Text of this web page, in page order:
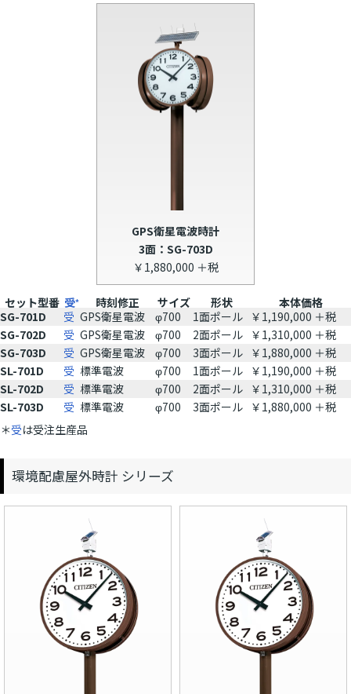
GPS衛星電波時計
3面：SG-703D
￥1,880,000 ＋税
セット型番 受* 時刻修正 サイズ 形状
本体価格
SG-701D
受 GPS衛星電波 φ700 1面ポール ￥1,190,000 ＋税
SG-702D
受 GPS衛星電波 φ700 2面ポール ￥1,310,000 ＋税
SG-703D
受 GPS衛星電波 φ700 3面ポール ￥1,880,000 ＋税
SL-701D
受 標準電波 φ700 1面ポール ￥1,190,000 ＋税
SL-702D
受 標準電波 φ700 2面ポール ￥1,310,000 ＋税
SL-703D
受 標準電波 φ700 3面ポール ￥1,880,000 ＋税
＊受は受注生産品
環境配慮屋外時計 シリーズ